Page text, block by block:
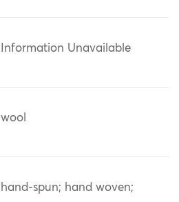
Information Unavailable
wool
hand-spun; hand woven;